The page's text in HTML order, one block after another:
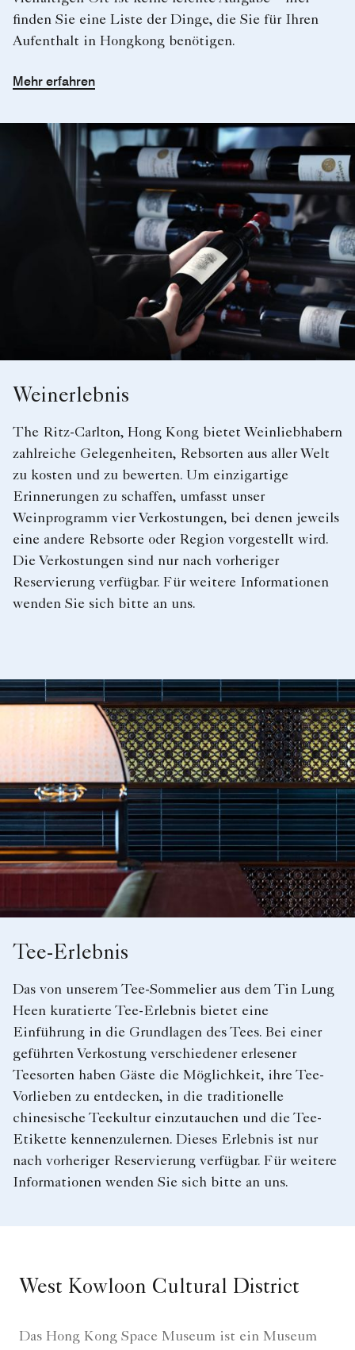
finden Sie eine Liste der Dinge, die Sie für Ihren
Aufenthalt in Hongkong benötigen.
Mehr erfahren
Weinerlebnis
The Ritz-Carlton, Hong Kong bietet Weinliebhabern
zahlreiche Gelegenheiten, Rebsorten aus aller Welt
zu kosten und zu bewerten. Um einzigartige
Erinnerungen zu schaffen, umfasst unser
Weinprogramm vier Verkostungen, bei denen jeweils
eine andere Rebsorte oder Region vorgestellt wird.
Die Verkostungen sind nur nach vorheriger
Reservierung verfügbar. Für weitere Informationen
wenden Sie sich bitte an uns.
Tee-Erlebnis
Das von unserem Tee-Sommelier aus dem Tin Lung
Heen kuratierte Tee-Erlebnis bietet eine
Einführung in die Grundlagen des Tees. Bei einer
geführten Verkostung verschiedener erlesener
Teesorten haben Gäste die Möglichkeit, ihre Tee-
Vorlieben zu entdecken, in die traditionelle
chinesische Teekultur einzutauchen und die Tee-
Etikette kennenzulernen. Dieses Erlebnis ist nur
nach vorheriger Reservierung verfügbar. Für weitere
Informationen wenden Sie sich bitte an uns.
West Kowloon Cultural District
Das Hong Kong Space Museum ist ein Museum